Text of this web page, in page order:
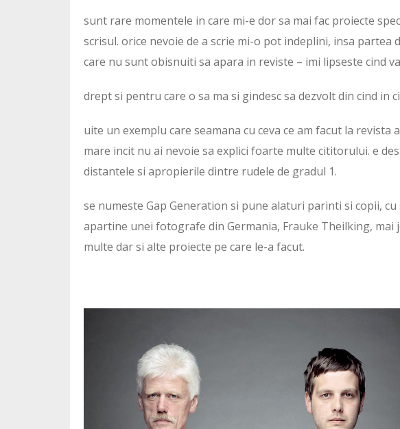
sunt rare momentele in care mi-e dor sa mai fac proiecte
scrisul. orice nevoie de a scrie mi-o pot indeplini, insa partea
care nu sunt obisnuiti sa apara in reviste – imi lipseste cind
drept si pentru care o sa ma si gindesc sa dezvolt din cind in
uite un exemplu care seamana cu ceva ce am facut la
mare incit nu ai nevoie sa explici foarte multe cititorului. e
distantele si apropierile dintre rudele de gradul 1.
se numeste Gap Generation si pune alaturi parinti si copii, cu
apartine unei fotografe din Germania, Frauke Theilking,
multe dar si alte proiecte pe care le-a facut.